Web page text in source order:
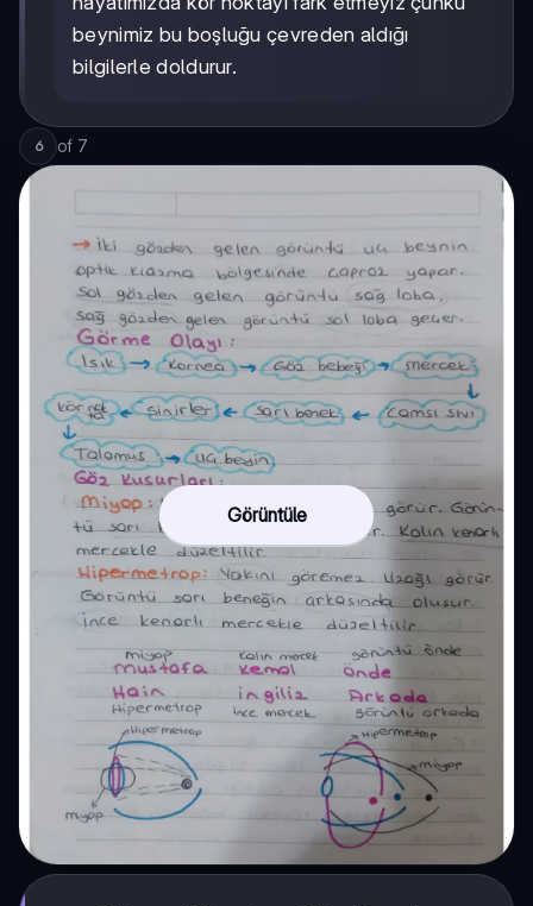
beynimiz bu boşluğu çevreden aldığı
bilgilerle doldurur.
6 of 7
Görüntüle